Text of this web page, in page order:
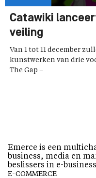
Catawiki
veiling
Van 1 tot 11 december
kunstwerken van drie
The Gap –
Emerce is een
business, media en
beslissers in e-
E-COMMERCE